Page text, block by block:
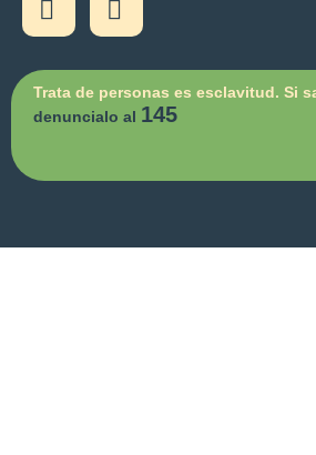
Trata de personas es esclavitud. Si
denuncialo al 145